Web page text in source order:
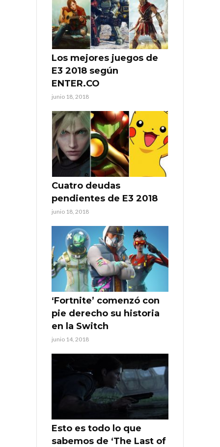
Los mejores juegos de
E3 2018 según
ENTER.CO
junio 18, 2018
Cuatro deudas
pendientes de E3 2018
junio 18, 2018
‘Fortnite’ comenzó con
pie derecho su historia
en la Switch
junio 14, 2018
Esto es todo lo que
sabemos de ‘The Last of